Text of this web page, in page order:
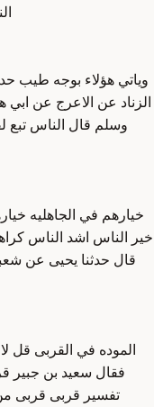
وياتي هؤلاء بوجه طيب
الزناد عن الاعرج عن ابي
وسلم قال الناس
خيارهم في الجاهليه
خير الناس اشد الناس
قال حدثنا يحيى عن
الموده في القربى قل
فقال سعيد بن جبير
تفسير قربى قربى